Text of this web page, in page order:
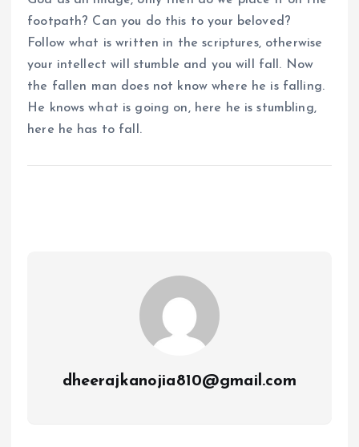
footpath? Can you do this to your beloved?
Follow what is written in the scriptures, otherwise
your intellect will stumble and you will fall. Now
the fallen man does not know where he is falling.
He knows what is going on, here he is stumbling,
here he has to fall.
dheerajkanojia810@gmail.com